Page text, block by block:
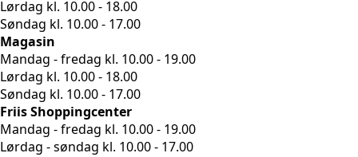
Lørdag kl. 10.00 - 18.00
Søndag kl. 10.00 - 17.00
Magasin
Mandag - fredag kl. 10.00 - 19.00
Lørdag kl. 10.00 - 18.00
Søndag kl. 10.00 - 17.00
Friis Shoppingcenter
Mandag - fredag kl. 10.00 - 19.00
Lørdag - søndag kl. 10.00 - 17.00